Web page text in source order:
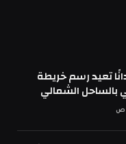
.. 642 فدانًا تعيد رسم خريطة
بالساحل الشمالي